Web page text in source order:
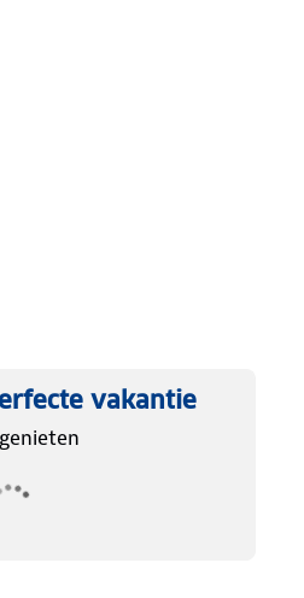
vakantie